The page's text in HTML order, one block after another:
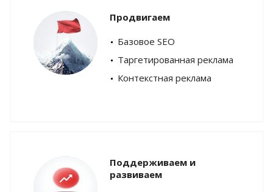
Продвигаем
Базовое SEO
Таргетированная реклама
Контекстная реклама
Поддерживаем и
развиваем